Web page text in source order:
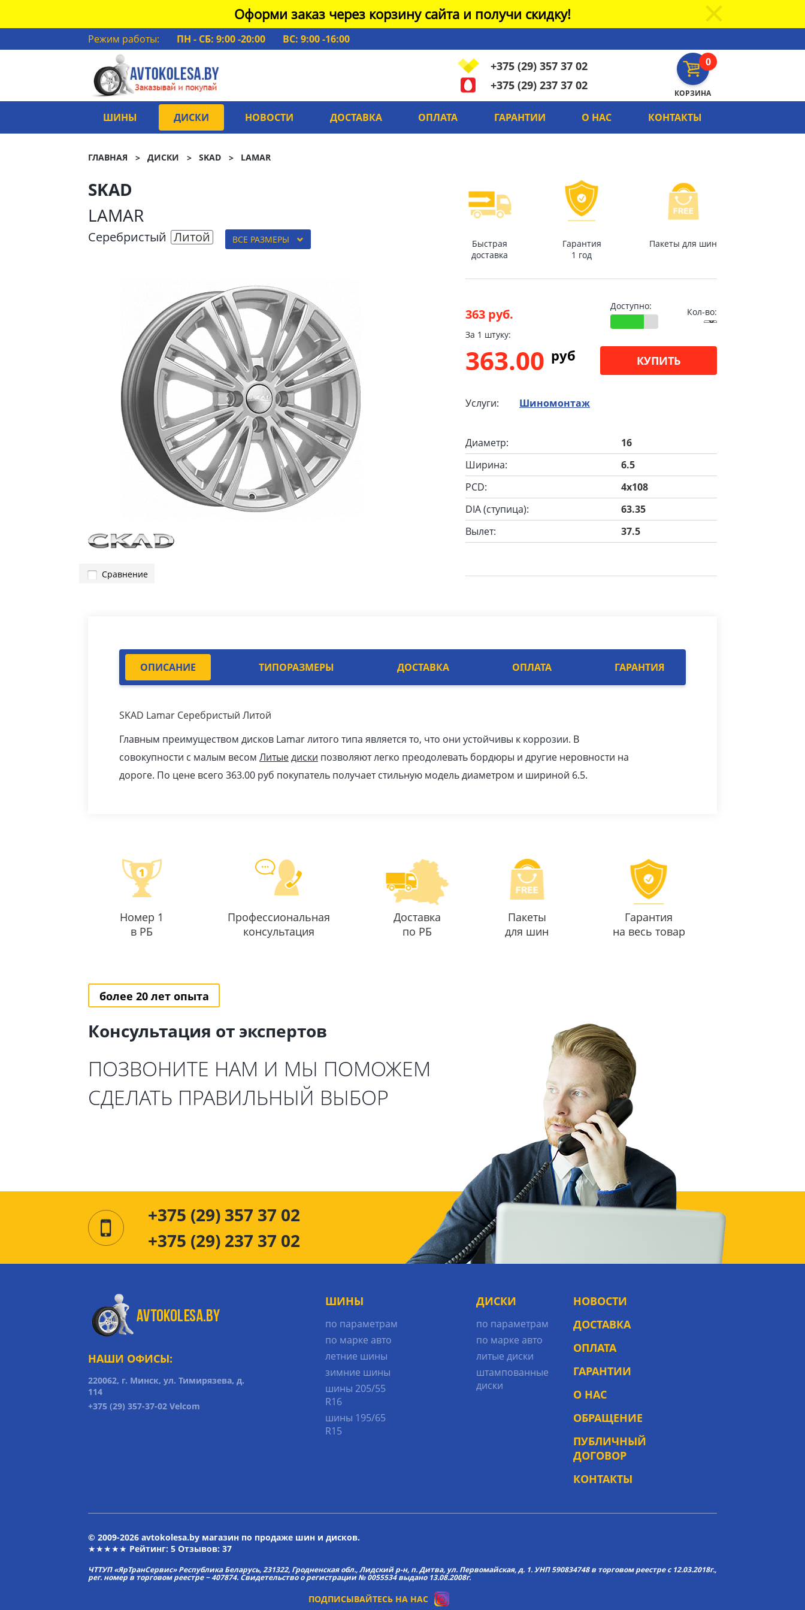
Оформи заказ через корзину сайта и получи скидку!
Режим работы: ПН - СБ: 9:00 -20:00
ВС: 9:00 -16:00
0
КОРЗИНА
+375 (29) 357 37 02
+375 (29) 237 37 02
ШИНЫ ДИСКИ НОВОСТИ ДОСТАВКА ОПЛАТА ГАРАНТИИ О НАС КОНТАКТЫ
ГЛАВНАЯ ДИСКИ SKAD LAMAR
SKAD
LAMAR
Серебристый Литой ВСЕ РАЗМЕРЫ
Сравнение
Быстрая
доставка
Гарантия
1 год
Пакеты для шин
363 руб.
Доступно:
Кол-во:
За 1 штуку:
363.00 pуб КУПИТЬ
Услуги: Шиномонтаж
Диаметр:
16
Ширина:
6.5
PCD:
4x108
DIA (ступица):
63.35
Вылет:
37.5
ОПИСАНИЕ ТИПОРАЗМЕРЫ ДОСТАВКА ОПЛАТА ГАРАНТИЯ
SKAD Lamar Серебристый Литой
Главным преимуществом дисков Lamar литого типа является то, что они устойчивы к коррозии. В
совокупности с малым весом Литыедиски позволяют легко преодолевать бордюры и другие неровности на
дороге. По цене всего 363.00 pуб покупатель получает стильную модель диаметром и шириной 6.5.
Номер 1
в РБ
Профессиональная
консультация
Доставка
по РБ
Пакеты
для шин
Гарантия
на весь товар
более 20 лет опыта
Консультация от экспертов
ПОЗВОНИТЕ НАМ И МЫ ПОМОЖЕМ
СДЕЛАТЬ ПРАВИЛЬНЫЙ ВЫБОР
+375 (29) 357 37 02
+375 (29) 237 37 02
НАШИ ОФИСЫ:
220062, г. Минск, ул. Тимирязева, д.
114
+375 (29) 357-37-02 Velcom
ШИНЫ
по параметрам
по марке авто
летние шины
зимние шины
шины 205/55
R16
шины 195/65
R15
ДИСКИ
по параметрам
по марке авто
литые диски
штампованные
диски
НОВОСТИ
ДОСТАВКА
ОПЛАТА
ГАРАНТИИ
О НАС
ОБРАЩЕНИЕ
ПУБЛИЧНЫЙ
ДОГОВОР
КОНТАКТЫ
© 2009-2026 avtokolesa.by магазин по продаже шин и дисков.
★★★★★ Рейтинг: 5 Отзывов: 37
ЧТТУП «ЯрТранСервис» Республика Беларусь, 231322, Гродненская обл., Лидский р-н, п. Дитва, ул. Первомайская, д. 1. УНП 590834748 в торговом реестре с 12.03.2018г.,
рег. номер в торговом реестре − 407874. Свидетельство о регистрации № 0055534 выдано 13.08.2008г.
ПОДПИСЫВАЙТЕСЬ НА НАС